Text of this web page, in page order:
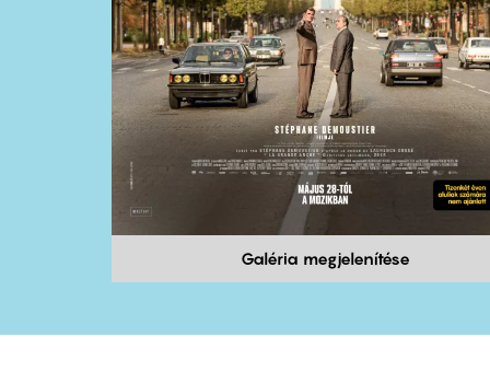
Galéria megjelenítése